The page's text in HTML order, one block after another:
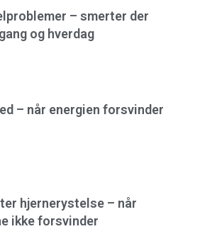
– smerter der
og hverdag
– når energien forsvinder
hjernerystelse – når
ikke forsvinder